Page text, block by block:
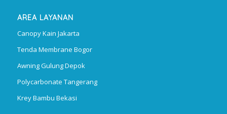
AREA LAYANAN
Canopy Kain Jakarta
Tenda Membrane Bogor
Awning Gulung Depok
Polycarbonate Tangerang
Krey Bambu Bekasi